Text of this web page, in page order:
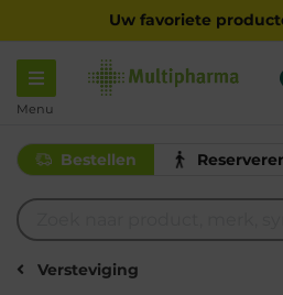
Uw favoriete
Menu
Bestellen
Versteviging